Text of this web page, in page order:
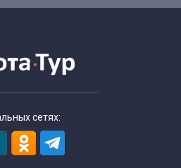
для пенсионеров
для пенсионеров
по Москве для школьников
сетях: